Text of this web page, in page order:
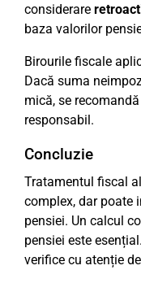
considerare
baza valorilor
Birourile fiscale
Dacă suma
mică, se
responsabil.
Concluzie
Tratamentul fiscal
complex, dar poate
pensiei. Un calcul
pensiei este
verifice cu atenție